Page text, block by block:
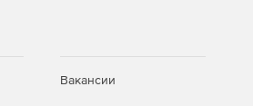
Вакансии